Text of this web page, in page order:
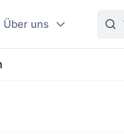
Über uns